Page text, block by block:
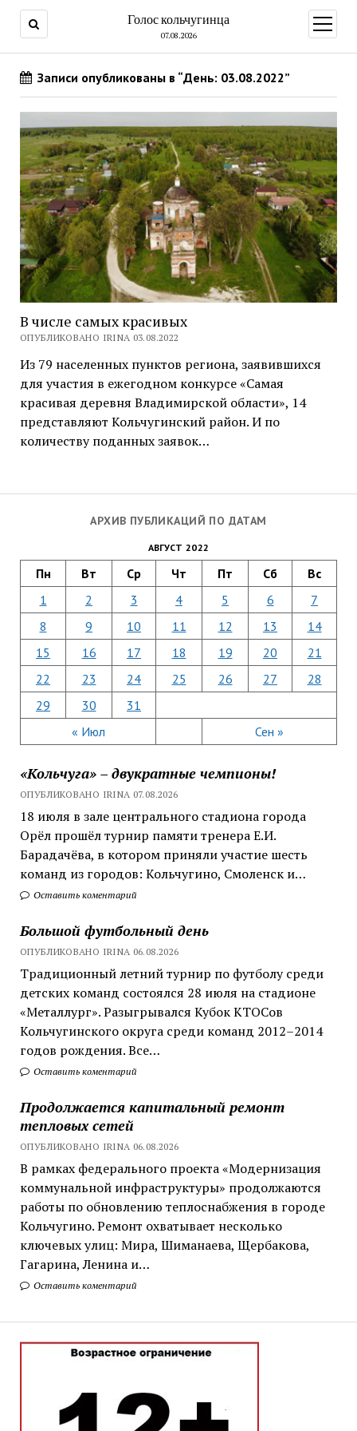
Голос кольчугинца
07.08.2026
меню
АРХИВ ПУБЛИКАЦИЙ ПО ДАТАМ
АВГУСТ 2022
Пн Вт Ср Чт Пт Сб Вс
« Июл Сен »
1 2 3 4 5 6
7
8
9 10 11 12 13
14
15
16 17 18 19 20
21
22
23 24 25 26 27
28
29
30 31
«Кольчуга» – двукратные чемпионы!
ОПУБЛИКОВАНО IRINA 07.08.2026
18 июля в зале центрального стадиона города
Орёл прошёл турнир памяти тренера Е.И.
Барадачёва, в котором приняли участие шесть
команд из городов: Кольчугино, Смоленск и…
Оставить коментарий
Большой футбольный день
ОПУБЛИКОВАНО IRINA 06.08.2026
Традиционный летний турнир по футболу среди
детских команд состоялся 28 июля на стадионе
«Металлург». Разыгрывался Кубок КТОСов
Кольчугинского округа среди команд 2012–2014
годов рождения. Все…
Оставить коментарий
Продолжается капитальный ремонт
тепловых сетей
ОПУБЛИКОВАНО IRINA 06.08.2026
В рамках федерального проекта «Модернизация
коммунальной инфраструктуры» продолжаются
работы по обновлению теплоснабжения в городе
Кольчугино. Ремонт охватывает несколько
ключевых улиц: Мира, Шиманаева, Щербакова,
Гагарина, Ленина и…
Оставить коментарий
Записи опубликованы в “День: 03.08.2022”
В числе самых красивых
ОПУБЛИКОВАНО IRINA 03.08.2022
Из 79 населенных пунктов региона, заявившихся
для участия в ежегодном конкурсе «Самая
красивая деревня Владимирской области», 14
представляют Кольчугинский район. И по
количеству поданных заявок…